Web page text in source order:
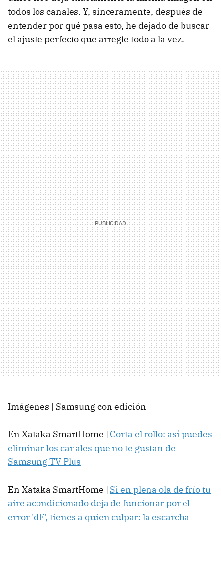
todos los canales. Y, sinceramente, después de
entender por qué pasa esto, he dejado de buscar
el ajuste perfecto que arregle todo a la vez.
Imágenes | Samsung con edición
En Xataka SmartHome | Corta el rollo: así puedes
eliminar los canales que no te gustan de
Samsung TV Plus
En Xataka SmartHome | Si en plena ola de frío tu
aire acondicionado deja de funcionar por el
error 'dF', tienes a quien culpar: la escarcha